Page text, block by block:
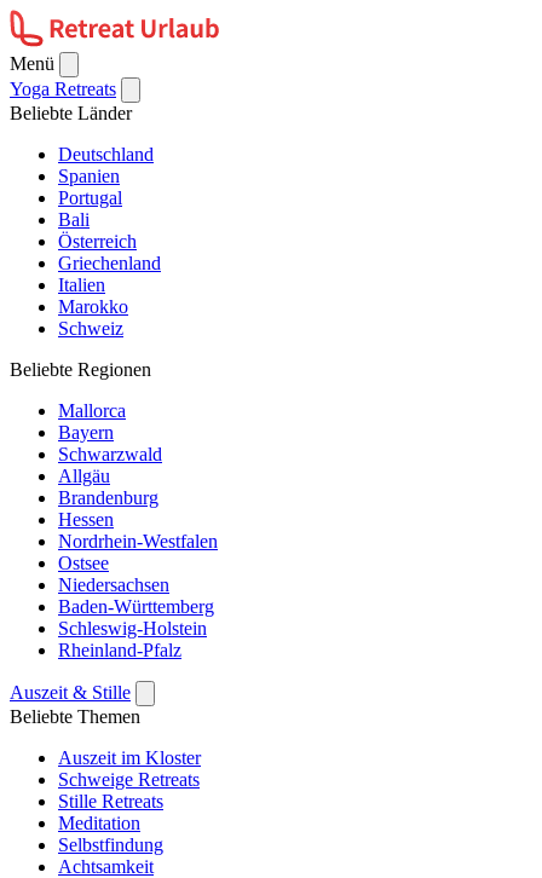
Menü
Yoga Retreats
Beliebte Länder
Deutschland
Spanien
Portugal
Bali
Österreich
Griechenland
Italien
Marokko
Schweiz
Beliebte Regionen
Mallorca
Bayern
Schwarzwald
Allgäu
Brandenburg
Hessen
Nordrhein-Westfalen
Ostsee
Niedersachsen
Baden-Württemberg
Schleswig-Holstein
Rheinland-Pfalz
Auszeit & Stille
Beliebte Themen
Auszeit im Kloster
Schweige Retreats
Stille Retreats
Meditation
Selbstfindung
Achtsamkeit